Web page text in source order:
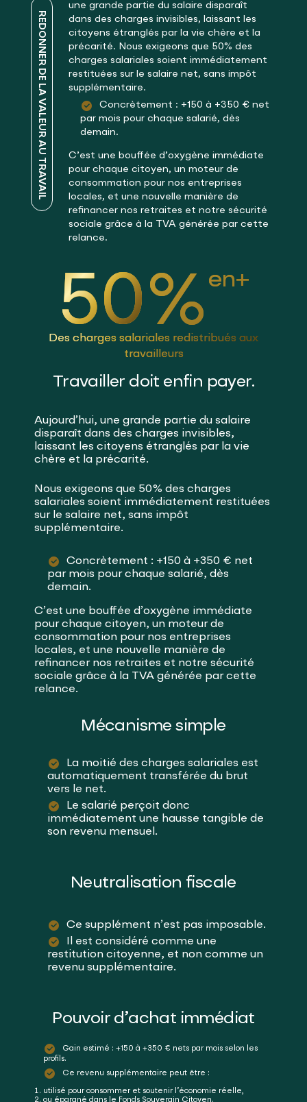
REDONNER DE LA VALEUR AU TRAVAIL
une grande partie du salaire disparaît
dans des charges invisibles, laissant les
citoyens étranglés par la vie chère et la
précarité. Nous exigeons que 50% des
charges salariales soient immédiatement
restituées sur le salaire net, sans impôt
supplémentaire.
Concrètement : +150 à +350 € net
par mois pour chaque salarié, dès
demain.
C’est une bouffée d’oxygène immédiate
pour chaque citoyen, un moteur de
consommation pour nos entreprises
locales, et une nouvelle manière de
refinancer nos retraites et notre sécurité
sociale grâce à la TVA générée par cette
relance.
50% en+
Des charges salariales redistribués aux
travailleurs
Travailler doit enfin payer.
Aujourd’hui, une grande partie du salaire
disparaît dans des charges invisibles,
laissant les citoyens étranglés par la vie
chère et la précarité.
Nous exigeons que 50% des charges
salariales soient immédiatement restituées
sur le salaire net, sans impôt
supplémentaire.
Concrètement : +150 à +350 € net
par mois pour chaque salarié, dès
demain.
C’est une bouffée d’oxygène immédiate
pour chaque citoyen, un moteur de
consommation pour nos entreprises
locales, et une nouvelle manière de
refinancer nos retraites et notre sécurité
sociale grâce à la TVA générée par cette
relance.
Mécanisme simple
La moitié des charges salariales est
automatiquement transférée du brut
vers le net.
Le salarié perçoit donc
immédiatement une hausse tangible de
son revenu mensuel.
Neutralisation fiscale
Ce supplément n’est pas imposable.
Il est considéré comme une
restitution citoyenne, et non comme un
revenu supplémentaire.
Pouvoir d’achat immédiat
Gain estimé : +150 à +350 € nets par mois selon les
profils.
Ce revenu supplémentaire peut être :
utilisé pour consommer et soutenir l’économie réelle,
ou épargné dans le Fonds Souverain Citoyen.